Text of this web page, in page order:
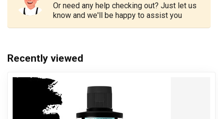
Or need any help checking out? Just let us
know and we'll be happy to assist you
Recently viewed